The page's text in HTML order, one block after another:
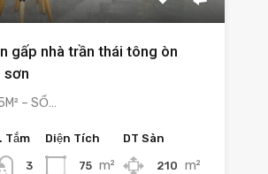
gấp nhà trần thái tông òn
sơn
– SỔ…
Tắm
3
Diện Tích
75 m²
DT Sàn
210 m²